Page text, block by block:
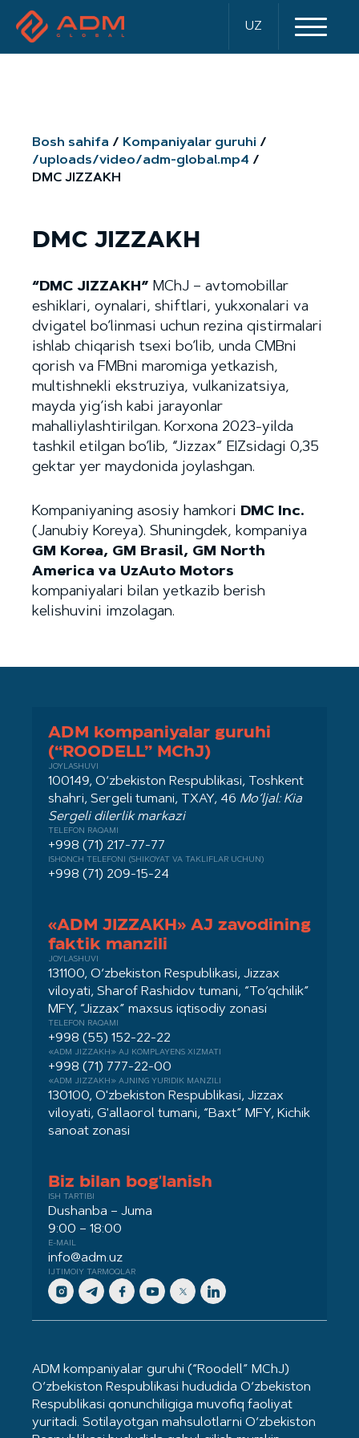
UZ
Bosh sahifa
Kompaniyalar guruhi
/uploads/video/adm-global.mp4
DMC JIZZAKH
DMC JIZZAKH
“DMC JIZZAKH” MChJ – avtomobillar
eshiklari, oynalari, shiftlari, yukxonalari va
dvigatel bo‘linmasi uchun rezina qistirmalari
ishlab chiqarish tsexi bo‘lib, unda CMBni
qorish va FMBni maromiga yetkazish,
multishnekli ekstruziya, vulkanizatsiya,
mayda yig‘ish kabi jarayonlar
mahalliylashtirilgan. Korxona 2023-yilda
tashkil etilgan bo‘lib, “Jizzax” EIZsidagi 0,35
gektar yer maydonida joylashgan.
Kompaniyaning asosiy hamkori DMC Inc.
(Janubiy Koreya). Shuningdek, kompaniya
GM Korea, GM Brasil, GM North
America va UzAuto Motors
kompaniyalari bilan yetkazib berish
kelishuvini imzolagan.
ADM kompaniyalar guruhi
(“ROODELL” MChJ)
JOYLASHUVI
100149, O‘zbekiston Respublikasi, Toshkent
shahri, Sergeli tumani, TXAY, 46 Mo‘ljal: Kia
Sergeli dilerlik markazi
TELEFON RAQAMI
+998 (71) 217-77-77
ISHONCH TELEFONI (SHIKOYAT VA TAKLIFLAR UCHUN)
+998 (71) 209-15-24
«ADM JIZZAKH» AJ zavodining
faktik manzili
JOYLASHUVI
131100, O‘zbekiston Respublikasi, Jizzax
viloyati, Sharof Rashidov tumani, “To‘qchilik”
MFY, “Jizzax” maxsus iqtisodiy zonasi
TELEFON RAQAMI
+998 (55) 152-22-22
«ADM JIZZAKH» AJ KOMPLAYENS XIZMATI
+998 (71) 777-22-00
«ADM JIZZAKH» AJNING YURIDIK MANZILI
130100, O'zbekiston Respublikasi, Jizzax
viloyati, G'allaorol tumani, “Baxt” MFY, Kichik
sanoat zonasi
Biz bilan bog'lanish
ISH TARTIBI
Dushanba – Juma
9:00 – 18:00
E-MAIL
info@adm.uz
IJTIMOIY TARMOQLAR
ADM kompaniyalar guruhi (“Roodell” MChJ)
O‘zbekiston Respublikasi hududida O‘zbekiston
Respublikasi qonunchiligiga muvofiq faoliyat
yuritadi. Sotilayotgan mahsulotlarni O‘zbekiston